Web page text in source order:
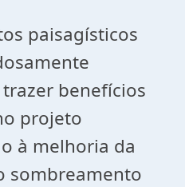
paisagísticos
benefícios
projeto
à melhoria da
sombreamento